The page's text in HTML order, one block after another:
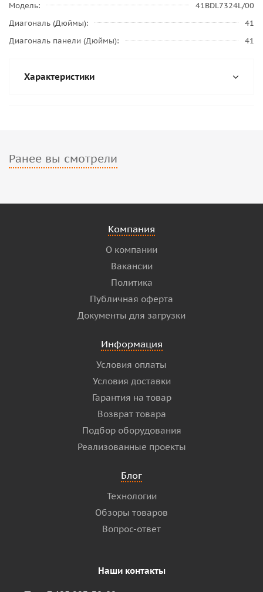
Модель
41BDL7324L/00
Диагональ (Дюймы)
41
Диагональ панели (Дюймы)
41
Характеристики
Ранее вы смотрели
Компания
О компании
Вакансии
Политика
Публичная оферта
Документы для загрузки
Информация
Условия оплаты
Условия доставки
Гарантия на товар
Возврат товара
Подбор оборудования
Реализованные проекты
Блог
Технологии
Обзоры товаров
Вопрос-ответ
Наши контакты